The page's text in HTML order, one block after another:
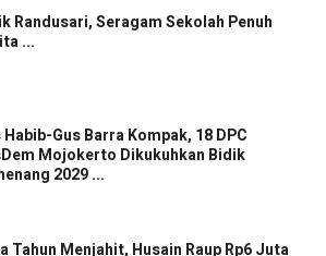
Randusari, Seragam Sekolah Penuh
...
Habib-Gus Barra Kompak, 18 DPC
Mojokerto Dikukuhkan Bidik
2029 ...
Tahun Menjahit, Husain Raup Rp6 Juta